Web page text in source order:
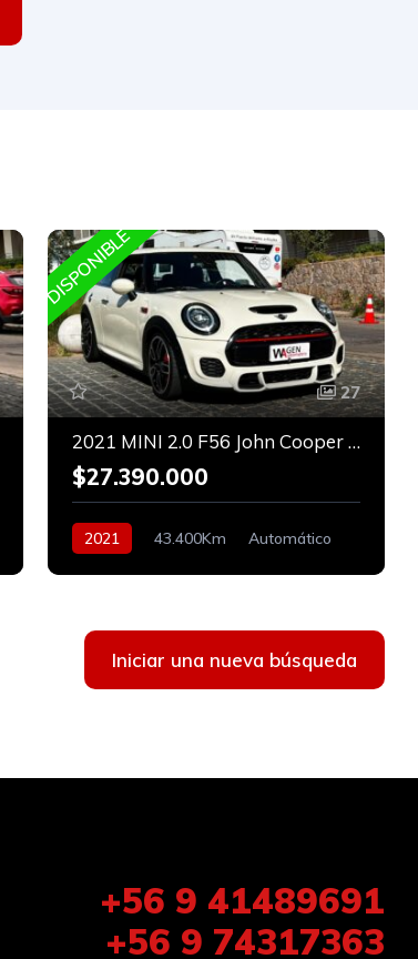
DISPONIBLE
27
2021 MINI 2.0 F56 John Cooper Works
$27.390.000
2021 43.400Km
Automático
Iniciar una nueva búsqueda
+56 9 41489691
+56 9 74317363